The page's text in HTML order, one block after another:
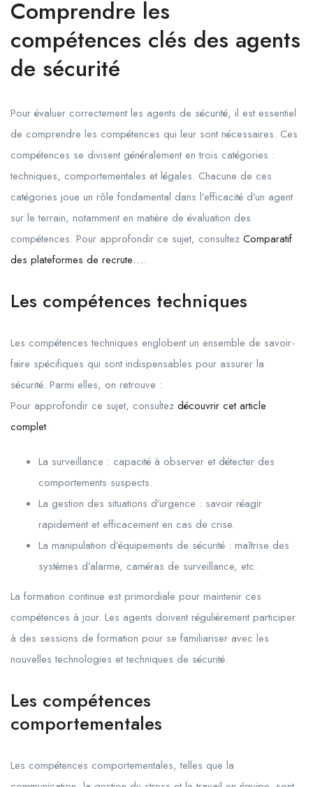
Comprendre les
compétences clés des agents
de sécurité
Pour évaluer correctement les agents de sécurité, il est essentiel
de comprendre les compétences qui leur sont nécessaires. Ces
compétences se divisent généralement en trois catégories :
techniques, comportementales et légales. Chacune de ces
catégories joue un rôle fondamental dans l’efficacité d’un agent
sur le terrain, notamment en matière de évaluation des
compétences. Pour approfondir ce sujet, consultez Comparatif
des plateformes de recrute….
Les compétences techniques
Les compétences techniques englobent un ensemble de savoir-
faire spécifiques qui sont indispensables pour assurer la
sécurité. Parmi elles, on retrouve :
Pour approfondir ce sujet, consultez découvrir cet article
complet.
La surveillance : capacité à observer et détecter des
comportements suspects.
La gestion des situations d’urgence : savoir réagir
rapidement et efficacement en cas de crise.
La manipulation d’équipements de sécurité : maîtrise des
systèmes d’alarme, caméras de surveillance, etc.
La formation continue est primordiale pour maintenir ces
compétences à jour. Les agents doivent régulièrement participer
à des sessions de formation pour se familiariser avec les
nouvelles technologies et techniques de sécurité.
Les compétences
comportementales
Les compétences comportementales, telles que la